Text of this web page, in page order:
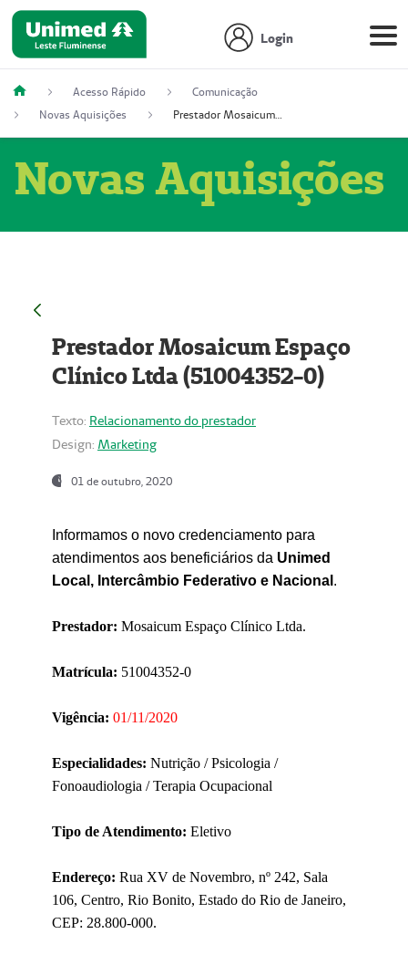
Login
Acesso Rápido
Comunicação
Novas Aquisições
Prestador Mosaicum Espaço Clínico Ltda (51004352-0)
Novas Aquisições
Prestador Mosaicum Espaço
Clínico Ltda (51004352-0)
Texto: Relacionamento do prestador
Design: Marketing
01 de outubro, 2020
Informamos o novo credenciamento para
atendimentos aos beneficiários da Unimed
Local, Intercâmbio Federativo e Nacional .
Prestador: Mosaicum Espaço Clínico Ltda.
Matrícula: 51004352-0
Vigência: 01/11/2020
Especialidades: Nutrição / Psicologia /
Fonoaudiologia / Terapia Ocupacional
Tipo de Atendimento: Eletivo
Endereço: Rua XV de Novembro, nº 242, Sala
106, Centro, Rio Bonito, Estado do Rio de Janeiro,
CEP: 28.800-000.